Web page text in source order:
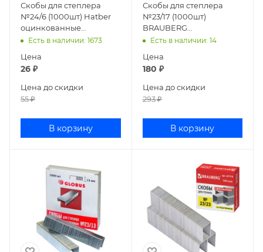
Скобы для степлера
№24/6 (1000шт) Hatber
оцинкованные
24DS_00024/SS_063651
Есть в наличии: 1673
Цена
26 ₽
Цена до скидки
55₽
В корзину
Скобы для степлера
№23/17 (1000шт)
BRAUBERG
оцинкованные 221164
Есть в наличии: 14
Цена
180 ₽
Цена до скидки
293₽
В корзину